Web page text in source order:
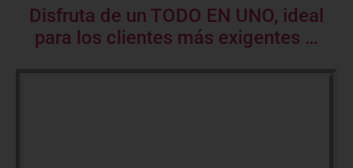
Disfruta de un TODO EN UNO, ideal
para los clientes más exigentes …